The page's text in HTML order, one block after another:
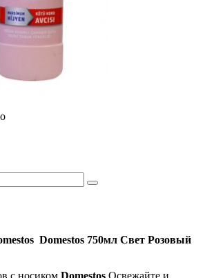
Domestos 750мл Свет Розовый
с носиком Domestos Освежайте и